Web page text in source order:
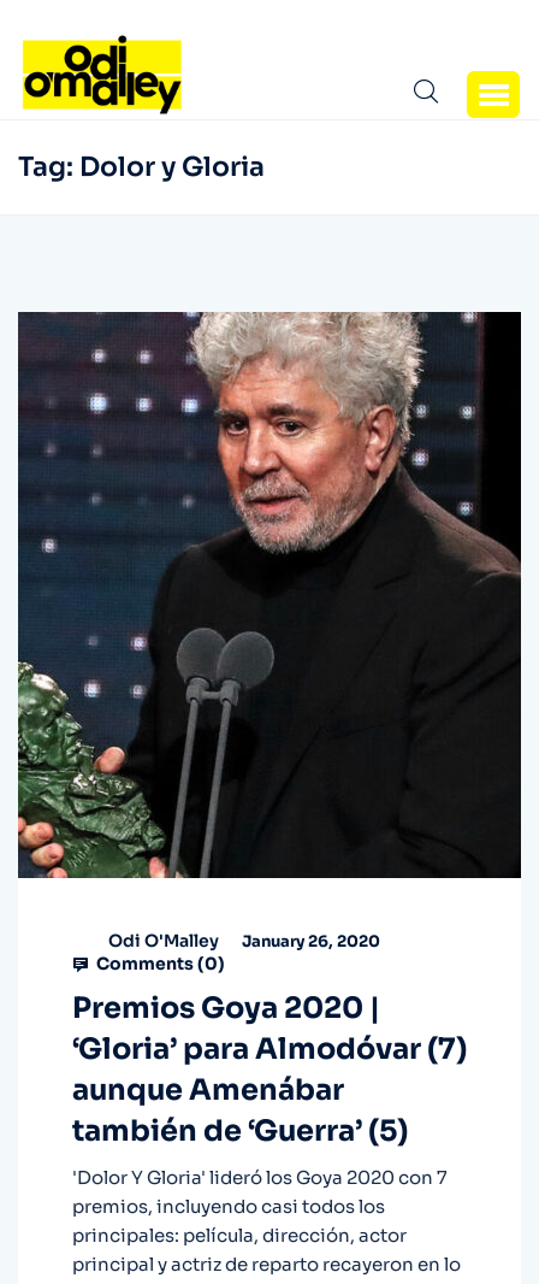
Tag: Dolor y Gloria
Odi O'Malley January 26, 2020
Comments (0)
Premios Goya 2020 |
‘Gloria’ para Almodóvar (7)
aunque Amenábar
también de ‘Guerra’ (5)
'Dolor Y Gloria' lideró los Goya 2020 con 7
premios, incluyendo casi todos los
principales: película, dirección, actor
principal y actriz de reparto recayeron en lo